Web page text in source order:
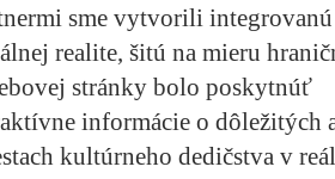
sme vytvorili
realite, šitú na mieru
stránky bolo poskytnúť
informácie o dôležitých
kultúrneho dedičstva v